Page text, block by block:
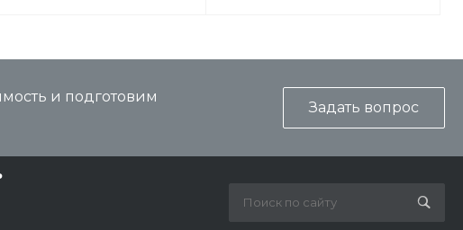
и подготовим
Задать вопрос